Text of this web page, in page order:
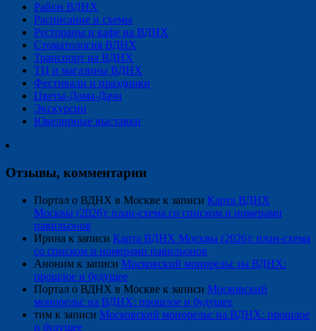
Район ВДНХ
Расписание и схемы
Рестораны и кафе на ВДНХ
Стоматология ВДНХ
Транспорт на ВДНХ
ТЦ и магазины ВДНХ
Фестивали и праздники
Цветы-Дома-Дачи
Экскурсии
Ювелирные выставки
Отзывы, комментарии
Портал о ВДНХ в Москве к записи Карта ВДНХ
Москвы (2026): план-схема со списком и номерами
павильонов
Ирина к записи Карта ВДНХ Москвы (2026): план-схема
со списком и номерами павильонов
Аноним к записи Московский монорельс на ВДНХ:
прошлое и будущее
Портал о ВДНХ в Москве к записи Московский
монорельс на ВДНХ: прошлое и будущее
тим к записи Московский монорельс на ВДНХ: прошлое
и будущее